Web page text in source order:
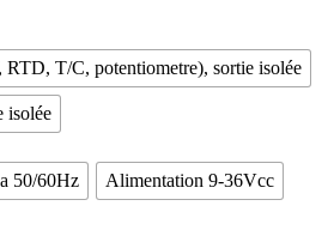
T/C, potentiometre), sortie isolée
isolée
50/60Hz
Alimentation 9-36Vcc